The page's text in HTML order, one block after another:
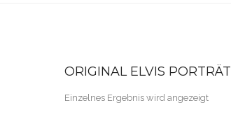
ORIGINAL ELVIS PORTRÄT
Einzelnes Ergebnis wird angezeigt